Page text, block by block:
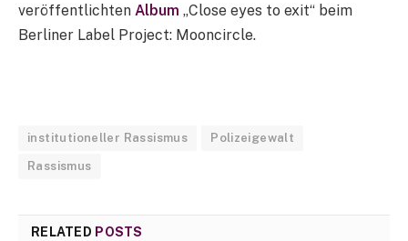
veröffentlichten Album „Close eyes to exit“ beim
Berliner Label Project: Mooncircle.
institutioneller Rassismus Polizeigewalt
Rassismus
RELATED POSTS